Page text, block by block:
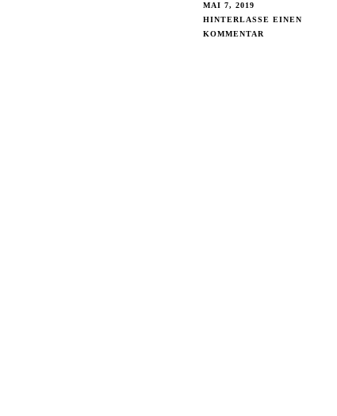
MAI 7, 2019
HINTERLASSE EINEN
KOMMENTAR